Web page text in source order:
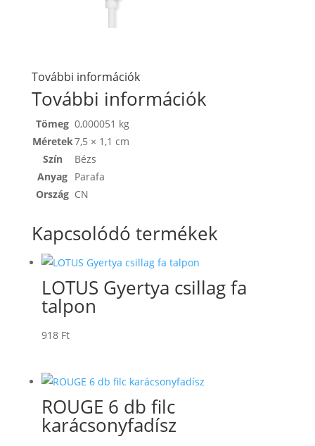
További információk
További információk
Tömeg 0,000051 kg
Méretek7,5 × 1,1 cm
Szín
Bézs
Anyag Parafa
Ország CN
Kapcsolódó termékek
LOTUS Gyertya csillag fa
talpon
918 Ft
ROUGE 6 db filc
karácsonyfadísz